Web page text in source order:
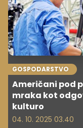
GOSPODARSTVO
Američani pod
mraka kot
kulturo
04. 10. 2025 03.40